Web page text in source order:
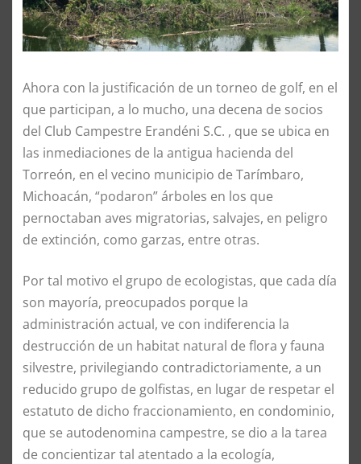
Ahora con la justificación de un torneo de golf, en el
que participan, a lo mucho, una decena de socios
del Club Campestre Erandéni S.C. , que se ubica en
las inmediaciones de la antigua hacienda del
Torreón, en el vecino municipio de Tarímbaro,
Michoacán, “podaron” árboles en los que
pernoctaban aves migratorias, salvajes, en peligro
de extinción, como garzas, entre otras.
Por tal motivo el grupo de ecologistas, que cada día
son mayoría, preocupados porque la
administración actual, ve con indiferencia la
destrucción de un habitat natural de flora y fauna
silvestre, privilegiando contradictoriamente, a un
reducido grupo de golfistas, en lugar de respetar el
estatuto de dicho fraccionamiento, en condominio,
que se autodenomina campestre, se dio a la tarea
de concientizar tal atentado a la ecología,